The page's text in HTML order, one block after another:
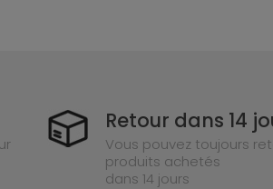
Retour dans 14
Vous pouvez toujours
produits achetés
dans 14 jours